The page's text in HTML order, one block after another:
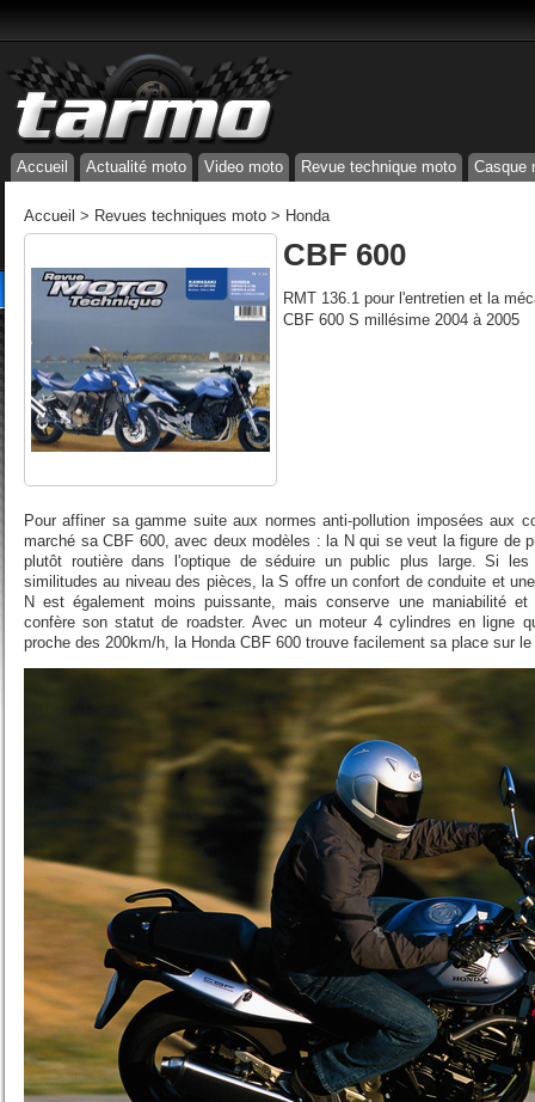
Accueil Actualité moto Video moto Revue technique moto Casque
Accueil > Revues techniques moto > Honda
CBF 600
RMT 136.1 pour l'entretien et la
CBF 600 S millésime 2004 à 2005
Pour affiner sa gamme suite aux normes anti-pollution imposées aux
marché sa CBF 600, avec deux modèles : la N qui se veut la figure de
plutôt routière dans l'optique de séduire un public plus large. Si
similitudes au niveau des pièces, la S offre un confort de conduite et
N est également moins puissante, mais conserve une maniabilité
confère son statut de roadster. Avec un moteur 4 cylindres en ligne
proche des 200km/h, la Honda CBF 600 trouve facilement sa place sur